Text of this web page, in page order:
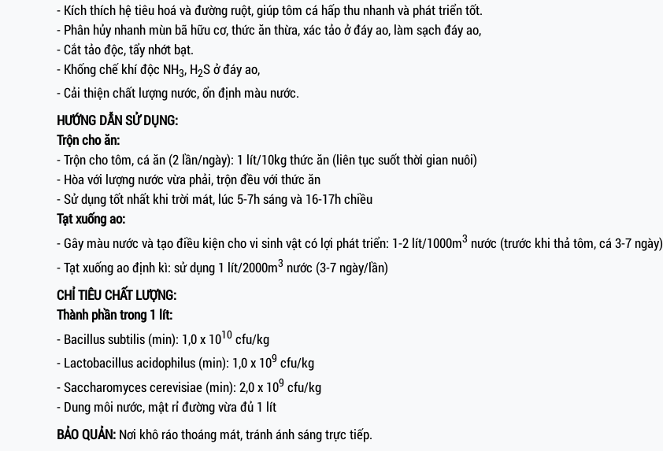
- Kích thích hệ tiêu hoá và đường ruột, giúp tôm cá hấp thu nhanh và phát triển tốt.
- Phân hủy nhanh mùn bã hữu cơ, thức ăn thừa, xác tảo ở đáy ao, làm sạch đáy ao,
- Cắt tảo độc, tẩy nhớt bạt.
- Khống chế khí độc NH3, H2S ở đáy ao,
- Cải thiện chất lượng nước, ổn định màu nước.
HƯỚNG DẪN SỬ DỤNG:
Trộn cho ăn:
- Trộn cho tôm, cá ăn (2 lần/ngày): 1 lít/10kg thức ăn (liên tục suốt thời gian nuôi)
- Hòa với lượng nước vừa phải, trộn đều với thức ăn
- Sử dụng tốt nhất khi trời mát, lúc 5-7h sáng và 16-17h chiều
Tạt xuống ao:
- Gây màu nước và tạo điều kiện cho vi sinh vật có lợi phát triển: 1-2 lít/1000m3 nước (trước khi thả tôm, cá 3-7 ngày)
- Tạt xuống ao định kì: sử dụng 1 lít/2000m3 nước (3-7 ngày/lần)
CHỈ TIÊU CHẤT LƯỢNG:
Thành phần trong 1 lít:
- Bacillus subtilis (min): 1,0 x 1010 cfu/kg
- Lactobacillus acidophilus (min): 1,0 x 109 cfu/kg
- Saccharomyces cerevisiae (min): 2,0 x 109 cfu/kg
- Dung môi nước, mật rỉ đường vừa đủ 1 lít
BẢO QUẢN: Nơi khô ráo thoáng mát, tránh ánh sáng trực tiếp.